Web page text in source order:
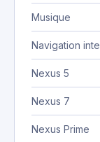
Musique
Navigation
Nexus 5
Nexus 7
Nexus Prime